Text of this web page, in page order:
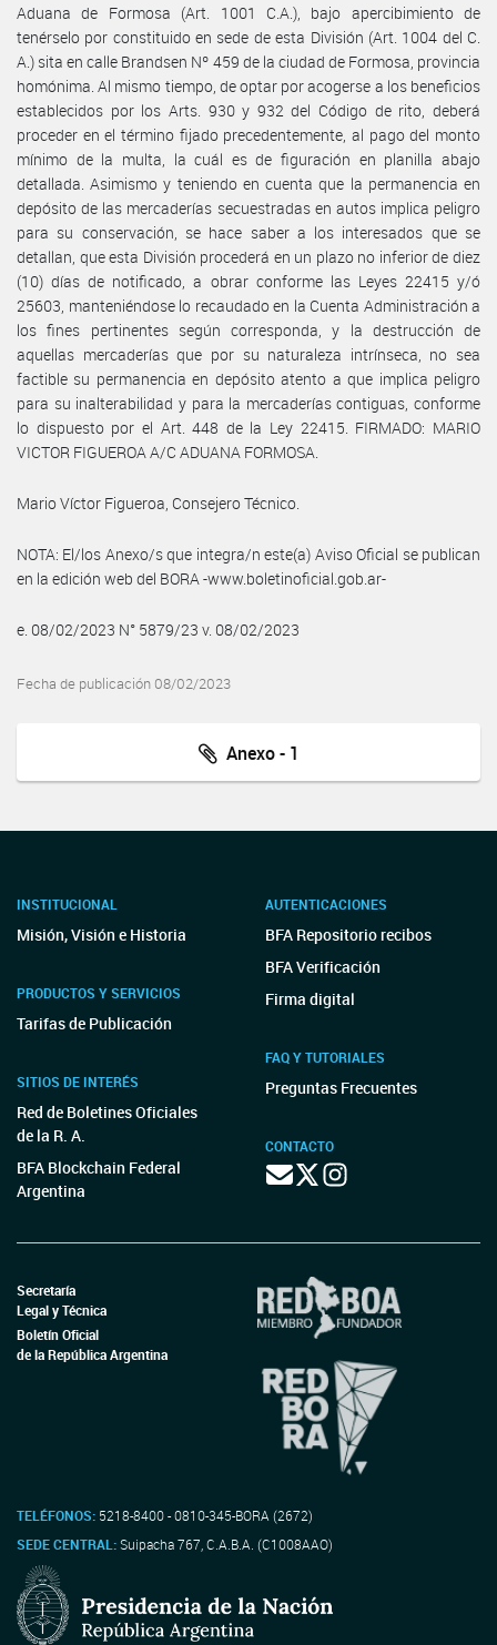
Aduana de Formosa (Art. 1001 C.A.), bajo apercibimiento de
tenérselo por constituido en sede de esta División (Art. 1004 del C.
A.) sita en calle Brandsen Nº 459 de la ciudad de Formosa, provincia
homónima. Al mismo tiempo, de optar por acogerse a los beneficios
establecidos por los Arts. 930 y 932 del Código de rito, deberá
proceder en el término fijado precedentemente, al pago del monto
mínimo de la multa, la cuál es de figuración en planilla abajo
detallada. Asimismo y teniendo en cuenta que la permanencia en
depósito de las mercaderías secuestradas en autos implica peligro
para su conservación, se hace saber a los interesados que se
detallan, que esta División procederá en un plazo no inferior de diez
(10) días de notificado, a obrar conforme las Leyes 22415 y/ó
25603, manteniéndose lo recaudado en la Cuenta Administración a
los fines pertinentes según corresponda, y la destrucción de
aquellas mercaderías que por su naturaleza intrínseca, no sea
factible su permanencia en depósito atento a que implica peligro
para su inalterabilidad y para la mercaderías contiguas, conforme
lo dispuesto por el Art. 448 de la Ley 22415. FIRMADO: MARIO
VICTOR FIGUEROA A/C ADUANA FORMOSA.
Mario Víctor Figueroa, Consejero Técnico.
NOTA: El/los Anexo/s que integra/n este(a) Aviso Oficial se publican
en la edición web del BORA -www.boletinoficial.gob.ar-
e. 08/02/2023 N° 5879/23 v. 08/02/2023
Fecha de publicación 08/02/2023
Anexo - 1
INSTITUCIONAL
Misión, Visión e Historia
PRODUCTOS Y SERVICIOS
Tarifas de Publicación
SITIOS DE INTERÉS
Red de Boletines Oficiales
de la R. A.
BFA Blockchain Federal
Argentina
AUTENTICACIONES
BFA Repositorio recibos
BFA Verificación
Firma digital
FAQ Y TUTORIALES
Preguntas Frecuentes
CONTACTO
Secretaría
Legal y Técnica
Boletín Oficial
de la República Argentina
TELÉFONOS: 5218-8400 - 0810-345-BORA (2672)
SEDE CENTRAL:Suipacha 767, C.A.B.A. (C1008AAO)